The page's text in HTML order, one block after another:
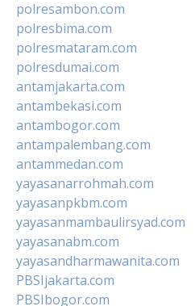
polresambon.com
polresbima.com
polresmataram.com
polresdumai.com
antamjakarta.com
antambekasi.com
antambogor.com
antampalembang.com
antammedan.com
yayasanarrohmah.com
yayasanpkbm.com
yayasanmambaulirsyad.com
yayasanabm.com
yayasandharmawanita.com
PBSIjakarta.com
PBSIbogor.com